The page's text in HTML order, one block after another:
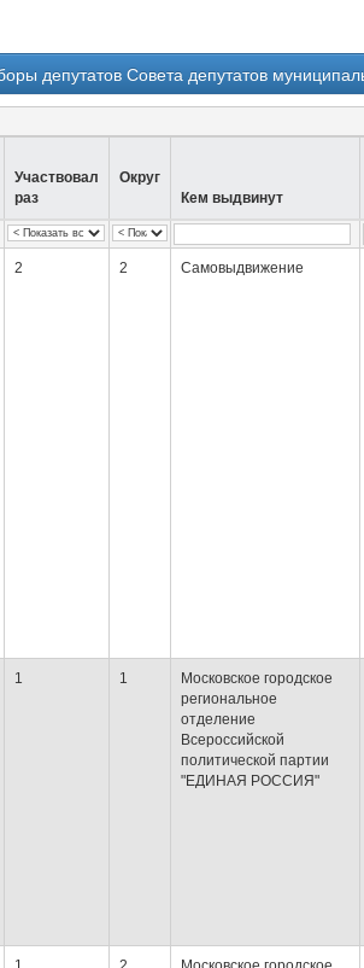
депутатов Совета депутатов
Участвовал
раз
Округ
Кем выдвинут
2 2 Самовыдвижение
1 1
Московское городское
региональное
отделение
Всероссийской
политической партии
"ЕДИНАЯ РОССИЯ"